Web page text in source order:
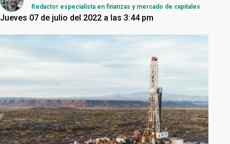
Redactor especialista en finanzas y mercado de capitales
Jueves 07 de julio del 2022 a las 3:44 pm